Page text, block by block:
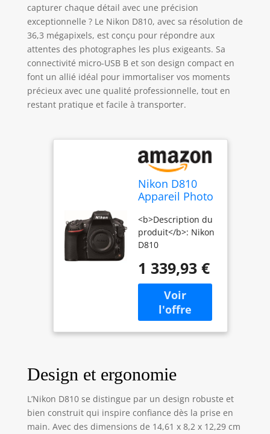
capturer chaque détail avec une précision
exceptionnelle ? Le Nikon D810, avec sa résolution de
36,3 mégapixels, est conçu pour répondre aux
attentes des photographes les plus exigeants. Sa
connectivité micro-USB B et son design compact en
font un allié idéal pour immortaliser vos moments
précieux avec une qualité professionnelle, tout en
restant pratique et facile à transporter.
Nikon D810
Appareil Photo
Compact 36.3
Mpix Micro-
USB B Noir
<b>Description du
produit</b>: Nikon
D810
36,3 MP <b>Type
d'appareil
photo</b>: Boîtier
d'appareil-photo
SLR <b>Type de
capteur</b>:
d'interface</b>:
Nikon F <b>Mise
au point</b>: TTL
<b>Description du
produit</b>: Nikon
1 339,93 €
Design et ergonomie
L’Nikon D810 se distingue par un design robuste et
bien construit qui inspire confiance dès la prise en
main. Avec des dimensions de 14,61 x 8,2 x 12,29 cm